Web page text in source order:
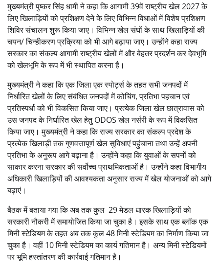
मुख्यमंत्री पुष्कर सिंह धामी ने कहा कि आगामी 39वें राष्ट्रीय खेल 2027 के
लिए खिलाड़ियों को प्रशिक्षण देने के लिए विभिन्न विधाओं में विशेष प्रशिक्षण
शिविर संचालन शुरू किया जाए। विभिन्न खेल संघों के साथ खिलाड़ियों की
चयन/ चिन्हीकरण प्रक्रिया को भी आगे बढ़ाया जाए। उन्होंने कहा राज्य
सरकार का संकल्प आगामी राष्ट्रीय खेलों में और बेहतर प्रदर्शन कर देवभूमि
को खेलभूमि के रूप में भी स्थापित करना है।
मुख्यमंत्री ने कहा कि एक जिला एक स्पोर्ट्स के तहत सभी जनपदों में
निर्धारित खेलों के लिए संबंधित जनपदों में कोचिंग, प्रतिभा पहचान एवं
प्रतिस्पर्धा को भी विकसित किया जाए। प्रत्येक जिला खेल छात्रावास को
उस जनपद के निर्धारित खेल हेतु ODOS खेल नर्सरी के रूप में विकसित
किया जाए। मुख्यमंत्री ने कहा कि राज्य सरकार का संकल्प प्रदेश के
प्रत्येक खिलाड़ी तक गुणवत्तापूर्ण खेल सुविधाएं पहुंचाना तथा उन्हें अपनी
प्रतिभा के अनुरूप आगे बढ़ाना है। उन्होंने कहा कि युवाओं के सपनों को
साकार करना सरकार की सर्वोच्च प्राथमिकताओं है। उन्होंने कहा विभागीय
अधिकारी खिलाड़ियों की आवश्यकता अनुसार राज्य में खेल योजनाओं को आगे
बढ़ाएं।
बैठक में बताया गया कि अब तक कुल 29 मेडल धारक खिलाड़ियों को
सरकारी नौकरी में समायोजित किया जा चुका है। इसके साथ एक ब्लॉक एक
मिनी स्टेडियम के तहत अब तक कुल 48 मिनी स्टेडियम का निर्माण किया जा
चुका है। वहीं 10 मिनी स्टेडियम का कार्य गतिमान है। अन्य मिनी स्टेडियमों
पर भूमि हस्तांतरण की कार्रवाई गतिमान है।